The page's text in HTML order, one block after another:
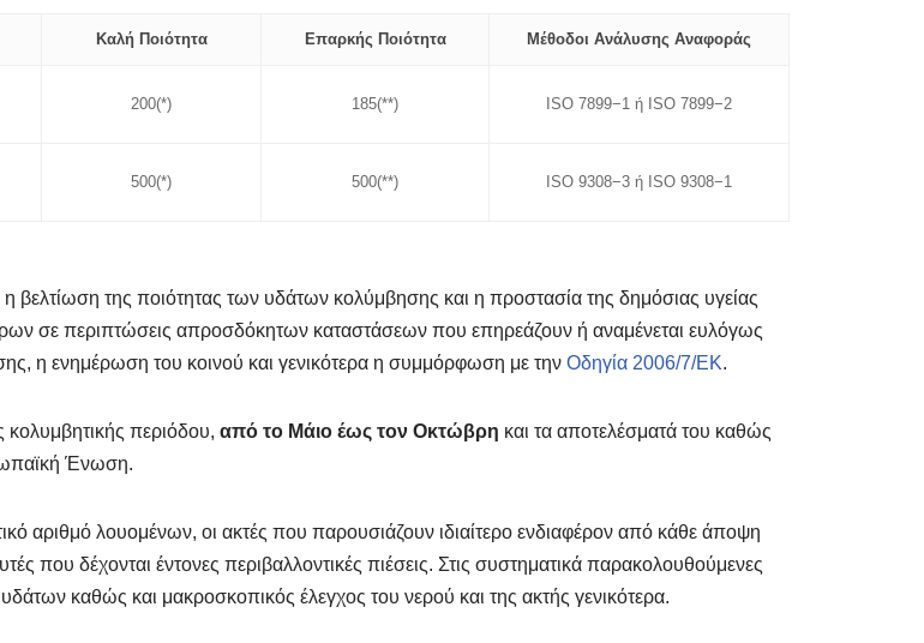
Καλή Ποιότητα Επαρκής Ποιότητα Μέθοδοι Ανάλυσης Αναφοράς
200(*) 185(**) ISO 7899−1 ή ISO 7899−2
500(*) 500(**) ISO 9308−3 ή ISO 9308−1
η βελτίωση της ποιότητας των υδάτων κολύμβησης και η προστασία της δημόσιας υγείας
σε περιπτώσεις απροσδόκητων καταστάσεων που επηρεάζουν ή αναμένεται ευλόγως
η ενημέρωση του κοινού και γενικότερα η συμμόρφωση με την Οδηγία 2006/7/ΕΚ.
κολυμβητικής περιόδου, από το Μάιο έως τον Οκτώβρη και τα αποτελέσματά του καθώς
Ένωση.
αριθμό λουομένων, οι ακτές που παρουσιάζουν ιδιαίτερο ενδιαφέρον από κάθε άποψη
που δέχονται έντονες περιβαλλοντικές πιέσεις. Στις συστηματικά παρακολουθούμενες
καθώς και μακροσκοπικός έλεγχος του νερού και της ακτής γενικότερα.